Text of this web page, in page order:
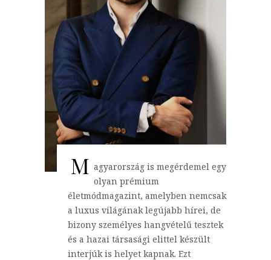
M agyarország is megérdemel egy
olyan prémium
életmódmagazint, amelyben nemcsak
a luxus világának legújabb hírei, de
bizony személyes hangvételű tesztek
és a hazai társasági elittel készült
interjúk is helyet kapnak. Ezt